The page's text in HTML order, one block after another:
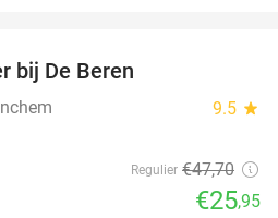
bij De Beren
9.5 star
Regulier €47,70
€25,95